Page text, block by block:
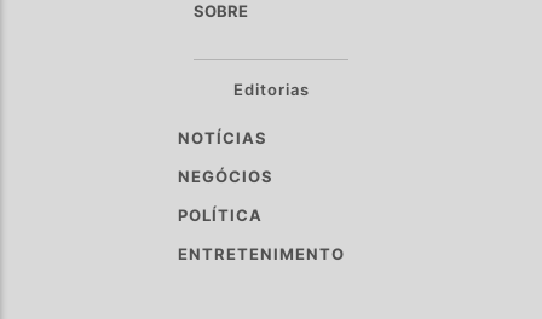
SOBRE
Editorias
NOTÍCIAS
NEGÓCIOS
POLÍTICA
ENTRETENIMENTO